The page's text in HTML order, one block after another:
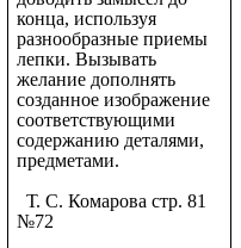
конца, используя
разнообразные приемы
лепки. Вызывать
желание дополнять
созданное изображение
соответствующими
содержанию деталями,
предметами.
Т. С. Комарова стр. 81
№72